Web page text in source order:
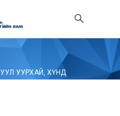
УУРХАЙ, ХҮНД